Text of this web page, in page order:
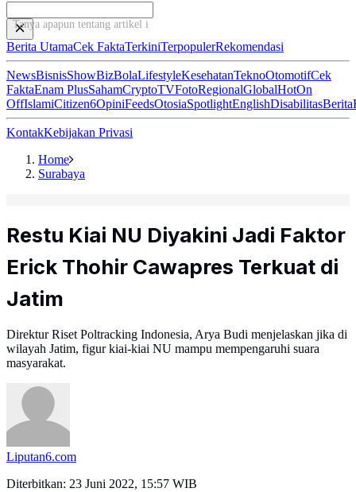
Tanya apapun tentang artikel ini...
Berita UtamaCek FaktaTerkiniTerpopulerRekomendasi
NewsBisnisShowBizBolaLifestyleKesehatanTeknoOtomotifCek
FaktaEnam PlusSahamCryptoTVFotoRegionalGlobalHotOn
OffIslamiCitizen6OpiniFeedsOtosiaSpotlightEnglishDisabilitasBerita
KontakKebijakan Privasi
Home
Surabaya
Restu Kiai NU Diyakini Jadi Faktor
Erick Thohir Cawapres Terkuat di
Jatim
Direktur Riset Poltracking Indonesia, Arya Budi menjelaskan jika di
wilayah Jatim, figur kiai-kiai NU mampu mempengaruhi suara
masyarakat.
Liputan6.com
Diterbitkan: 23 Juni 2022, 15:57 WIB